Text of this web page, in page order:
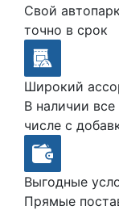
Свой
точно в срок
Широкий
В наличии
числе с
Выгодные
Прямые